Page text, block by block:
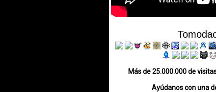
Más de 25.000.000 de
Ayúdanos con una